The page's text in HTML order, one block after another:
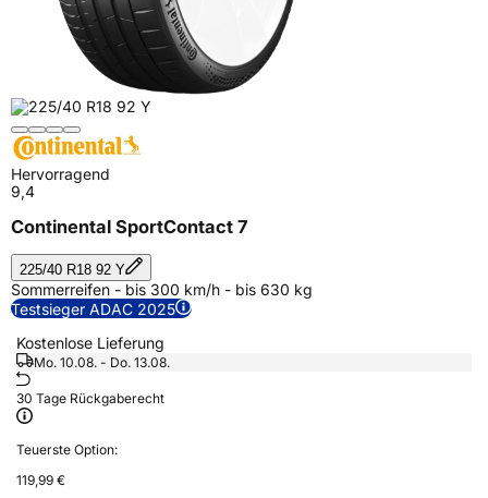
Hervorragend
9,4
Continental SportContact 7
225/40 R18 92 Y
Sommerreifen - bis 300 km/h - bis 630 kg
Testsieger ADAC 2025
Kostenlose Lieferung
Mo. 10.08. - Do. 13.08.
30 Tage Rückgaberecht
Teuerste Option:
119,99 €